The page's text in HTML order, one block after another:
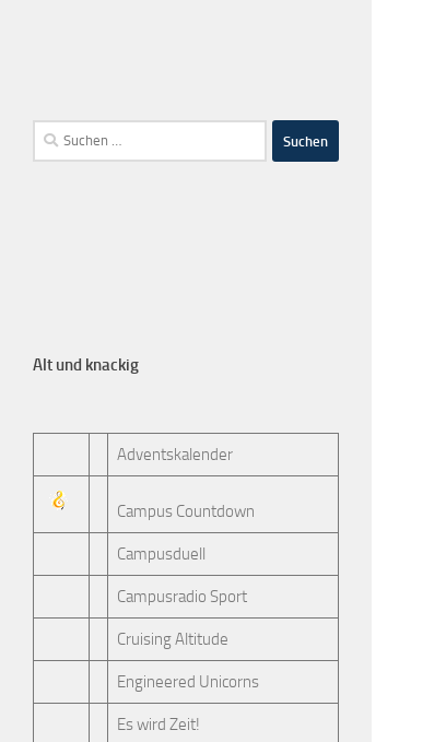
Alt und knackig
Adventskalender
Campus Countdown
Campusduell
Campusradio Sport
Cruising Altitude
Engineered Unicorns
Es wird Zeit!